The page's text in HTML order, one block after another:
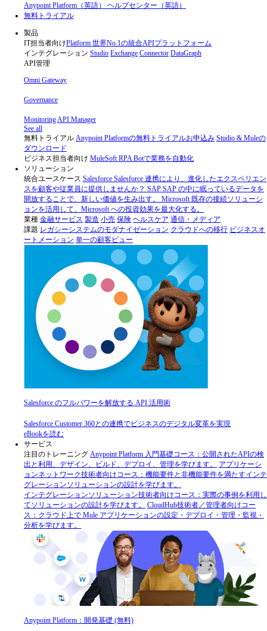
Anypoint Platform（英語） ヘルプセンター（英語）
無料トライアル
製品
IT担当者向けPlatform 世界No.1の統合APIプラットフォーム
インテグレーション Studio Exchange Connector DataGraph
API管理
Omni Gateway
Governance
MonitoringAPI Manager
See all
無料トライアル Anypoint Platformの無料トライアルお申込み Studio & Muleの
ダウンロード
ビジネス担当者向け MuleSoft RPA Botで業務を自動化
ソリューション
統合ユースケース Salesforce Salesforce 連携により、進化したエクスペリエン
スを顧客や従業員に提供しませんか？ SAP SAP の中に眠っているデータを
開放することで、新しい価値を生み出す。
Microsoft 既存の接続ソリューシ
ョンを活用して、Microsoft への投資効果を最大化する。
業種 金融サービス 製造 小売 保険 ヘルスケア 通信・メディア
課題 レガシーシステムのモダナイゼーション クラウドへの移行 ビジネスオ
ートメーション 単一の顧客ビュー
Salesforce のフルパワーを解放する API 活用術
Salesforce Customer 360との連携でビジネスのデジタル変革を実現
eBookを読む
サービス
注目のトレーニング Anypoint Platform 入門基礎コース：公開されたAPIの検
出と利用、デザイン、ビルド、デプロイ、管理を学びます。
アプリケーシ
ョンネットワーク技術者向けコース：機能要件と非機能要件を満たすインテ
グレーションソリューションの設計を学びます。
インテグレーションソリューション技術者向けコース：実際の事例を利用し
てソリューションの設計を学びます。
CloudHub技術者／管理者向けコー
ス：クラウド上で Mule アプリケーションの設定・デプロイ・管理・監視・
分析を学びます。
Anypoint Platform：開発基礎 (無料)